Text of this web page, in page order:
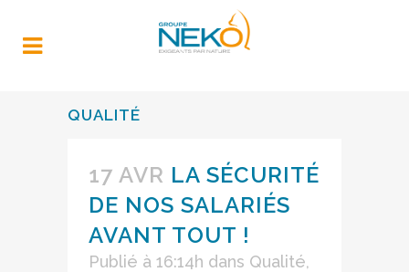
QUALITÉ
17 AVR LA SÉCURITÉ
DE NOS SALARIÉS
AVANT TOUT !
Publié à 16:14h dans Qualité,